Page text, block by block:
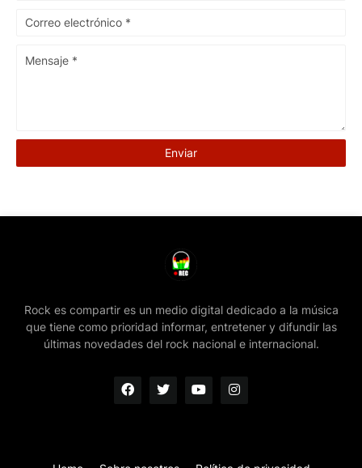
Rock es compartir es un medio digital dedicado a la música
que tiene como prioridad informar, entretener y difundir las
últimas novedades del rock nacional e internacional.